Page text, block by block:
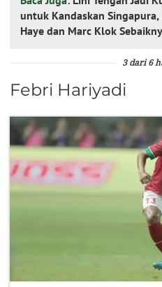
untuk Kandaskan
Haye dan Marc Klok
3 dari 6
Febri Hariyadi